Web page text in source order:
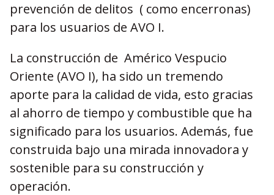
prevención de delitos ( como encerronas)
para los usuarios de AVO I.
La construcción de Américo Vespucio
Oriente (AVO I), ha sido un tremendo
aporte para la calidad de vida, esto gracias
al ahorro de tiempo y combustible que ha
significado para los usuarios. Además, fue
construida bajo una mirada innovadora y
sostenible para su construcción y
operación.